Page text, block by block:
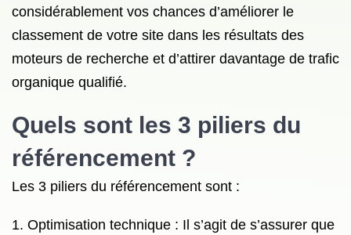
considérablement vos chances d’améliorer le
classement de votre site dans les résultats des
moteurs de recherche et d’attirer davantage de trafic
organique qualifié.
Quels sont les 3 piliers du
référencement ?
Les 3 piliers du référencement sont :
Optimisation technique : Il s’agit de s’assurer que